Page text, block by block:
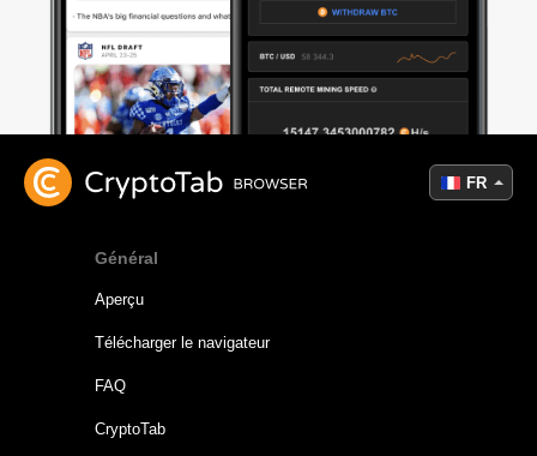
Général
Aperçu
Télécharger le navigateur
FAQ
CryptoTab
FR